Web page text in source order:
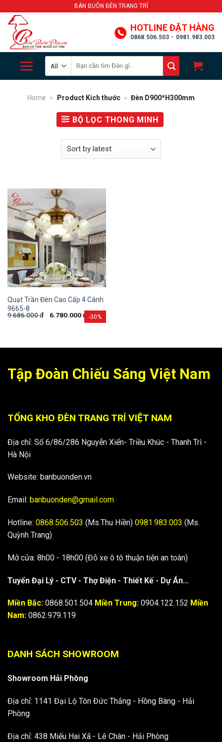
content
BÁN BUÔN ĐÈN TRANG TRÍ
HOTLINE ĐẶT HÀNG
0868.506.503 - 0981.983.003
for:
Home » Product Kích thước » Đèn D900*H300mm
BỘ LỌC THONG MINH
-30%
Quạt Trần Đèn Cao Cấp 4 Cánh
9665-8
9.686.000đ 6.780.000đ
Tập Đoàn Chiếu Sáng Việt Nam
TỔNG KHO ĐÈN TRANG TRÍ VIỆT NAM
Địa chỉ: Số 6/86/286 Nguyễn Xiển- Triều Khúc - Thanh Trì -
Hà Nội
Website: banbuonden.vn
Email: banbuonden@gmail.com
Hotline: 0868.506.503 (Ms.Thu Hiền) 0981.983.003 (Ms.
Quỳnh Trang)
Mở cửa: 8h00 - 18h00 (Đỗ xe ô tô thuận tiện an toàn)
Tuyển Đại Lý - CTV - Thợ Điện - Thiết Kế - Dự Án...
Miền Bắc: 0868.501.504 Miền Trung: 0904.122.152 Miền
Nam: 0862.979.119
DANH SÁCH SHOWROOM
Showroom Hải Phòng
Địa chỉ: 1141 Đại Lộ Tôn Đức Thắng - Hồng Bàng - Hải
Phòng
Địa chỉ: 438 Miếu Hai Xã - Lê Chân - Hải Phòng